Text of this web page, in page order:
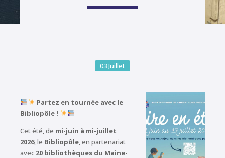
03Juillet
Partez en tournée avec le
Bibliopôle !
Cet été, de mi-juin à mi-juillet
2026, le Bibliopôle, en partenariat
avec 20 bibliothèques du Maine-